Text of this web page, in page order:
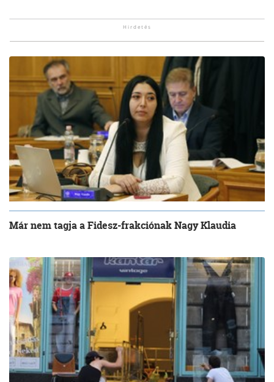
Már nem tagja a Fidesz-frakciónak Nagy Klaudia